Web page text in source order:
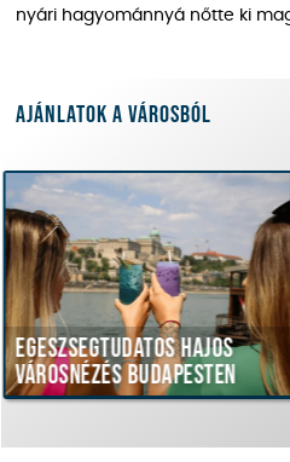
nyári hagyománnyá nőtte ki
Ajánlatok a városból
hajós
Budapesten
hajóról